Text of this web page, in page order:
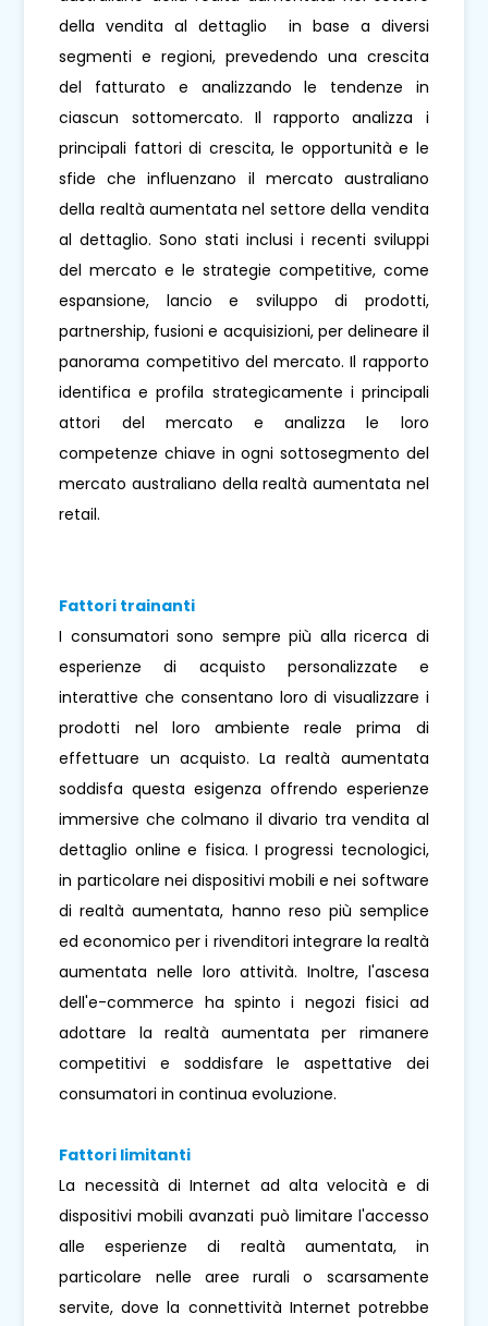
della vendita al dettaglio in base a diversi
segmenti e regioni, prevedendo una crescita
del fatturato e analizzando le tendenze in
ciascun sottomercato. Il rapporto analizza i
principali fattori di crescita, le opportunità e le
sfide che influenzano il mercato australiano
della realtà aumentata nel settore della vendita
al dettaglio. Sono stati inclusi i recenti sviluppi
del mercato e le strategie competitive, come
espansione, lancio e sviluppo di prodotti,
partnership, fusioni e acquisizioni, per delineare il
panorama competitivo del mercato. Il rapporto
identifica e profila strategicamente i principali
attori del mercato e analizza le loro
competenze chiave in ogni sottosegmento del
mercato australiano della realtà aumentata nel
retail.
Fattori trainanti
I consumatori sono sempre più alla ricerca di
esperienze di acquisto personalizzate e
interattive che consentano loro di visualizzare i
prodotti nel loro ambiente reale prima di
effettuare un acquisto. La realtà aumentata
soddisfa questa esigenza offrendo esperienze
immersive che colmano il divario tra vendita al
dettaglio online e fisica. I progressi tecnologici,
in particolare nei dispositivi mobili e nei software
di realtà aumentata, hanno reso più semplice
ed economico per i rivenditori integrare la realtà
aumentata nelle loro attività. Inoltre, l'ascesa
dell'e-commerce ha spinto i negozi fisici ad
adottare la realtà aumentata per rimanere
competitivi e soddisfare le aspettative dei
consumatori in continua evoluzione.
Fattori limitanti
La necessità di Internet ad alta velocità e di
dispositivi mobili avanzati può limitare l'accesso
alle esperienze di realtà aumentata, in
particolare nelle aree rurali o scarsamente
servite, dove la connettività Internet potrebbe